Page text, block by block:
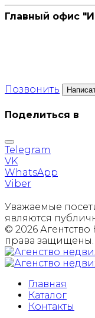
Главный офис
Позвонить
Поделиться в
Telegram
VK
WhatsApp
Viber
Уважаемые
являются
© 2026
права защищены.
Главная
Каталог
Контакты